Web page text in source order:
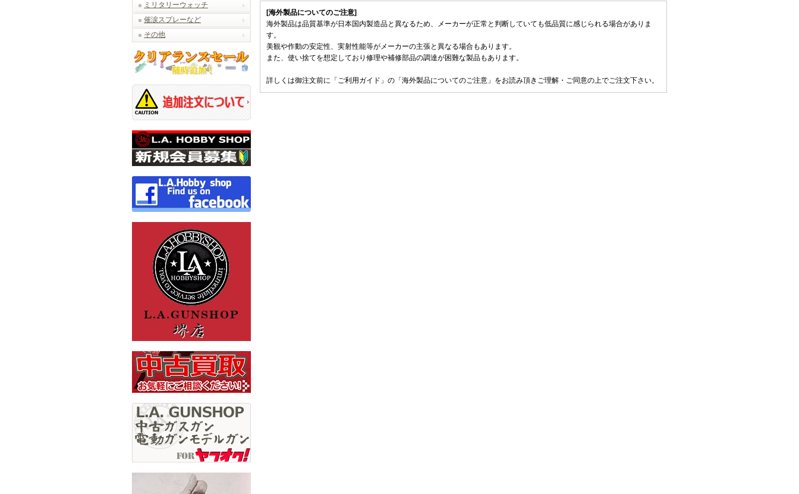
ミリタリーウォッチ
催涙スプレーなど
その他
[海外製品についてのご注意]
海外製品は品質基準が日本国内製造品と異なるため、メーカーが正常と判断していても低品質に感じられる場合がありま
す。
美観や作動の安定性、実射性能等がメーカーの主張と異なる場合もあります。
また、使い捨てを想定しており修理や補修部品の調達が困難な製品もあります。
詳しくは御注文前に「ご利用ガイド」の「海外製品についてのご注意」をお読み頂きご理解・ご同意の上でご注文下さい。